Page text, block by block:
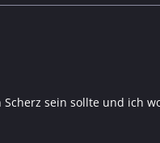
sein sollte und ich